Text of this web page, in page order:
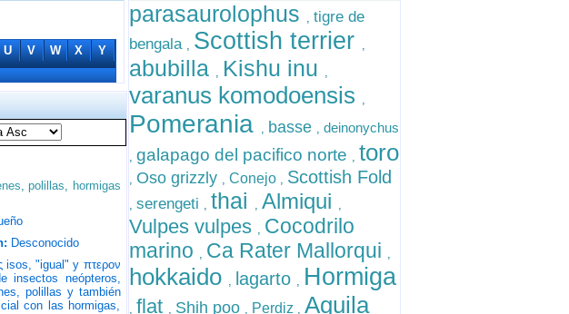
U V W X
Y
parasaurolophus , tigre de
bengala , Scottish terrier ,
abubilla , Kishu inu ,
varanus komodoensis ,
Pomerania , basse , deinonychus
, galapago del pacifico norte , toro
, Oso grizzly , Conejo , Scottish Fold
, serengeti , thai , Almiqui ,
Vulpes vulpes , Cocodrilo
marino , Ca Rater Mallorqui ,
hokkaido , lagarto , Hormiga
, flat , Shih poo , Perdiz , Aguila
,polillas, hormigas
Desconocido
isos, "igual" y πτερον
insectos neópteros,
polillas y también
con las hormigas,